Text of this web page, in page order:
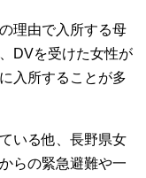
理由で入所する母
DVを受けた女性が
入所することが多
いる他、長野県女
らの緊急避難や一